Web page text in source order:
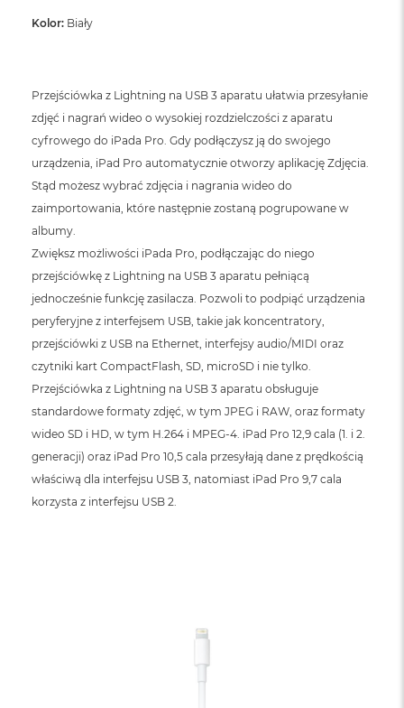
Kolor: Biały
Przejściówka z Lightning na USB 3 aparatu ułatwia przesyłanie
zdjęć i nagrań wideo o wysokiej rozdzielczości z aparatu
cyfrowego do iPada Pro. Gdy podłączysz ją do swojego
urządzenia, iPad Pro automatycznie otworzy aplikację Zdjęcia.
Stąd możesz wybrać zdjęcia i nagrania wideo do
zaimportowania, które następnie zostaną pogrupowane w
albumy.
Zwiększ możliwości iPada Pro, podłączając do niego
przejściówkę z Lightning na USB 3 aparatu pełniącą
jednocześnie funkcję zasilacza. Pozwoli to podpiąć urządzenia
peryferyjne z interfejsem USB, takie jak koncentratory,
przejściówki z USB na Ethernet, interfejsy audio/MIDI oraz
czytniki kart CompactFlash, SD, microSD i nie tylko.
Przejściówka z Lightning na USB 3 aparatu obsługuje
standardowe formaty zdjęć, w tym JPEG i RAW, oraz formaty
wideo SD i HD, w tym H.264 i MPEG-4. iPad Pro 12,9 cala (1. i 2.
generacji) oraz iPad Pro 10,5 cala przesyłają dane z prędkością
właściwą dla interfejsu USB 3, natomiast iPad Pro 9,7 cala
korzysta z interfejsu USB 2.